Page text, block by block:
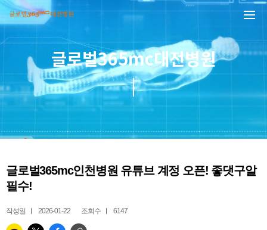
본문 바로가기
글로벌365mc대전병원
글로벌365mc인천병원 유튜브 계정 오픈! 좋댓구알
필수!
작성일 2026-01-22 조회수 6147